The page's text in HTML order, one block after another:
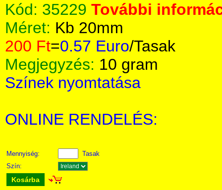
Kód: 35229 További
Méret: Kb 20mm
200 Ft=0.57 Euro/Tasak
Megjegyzés: 10 gram
Színek nyomtatása
ONLINE RENDELÉS:
Mennyiség:
Tasak
Szín:
Kosárba